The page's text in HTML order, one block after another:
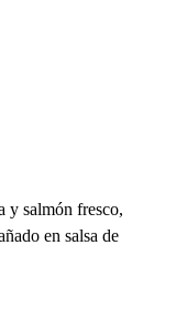
y salmón fresco,
en salsa de